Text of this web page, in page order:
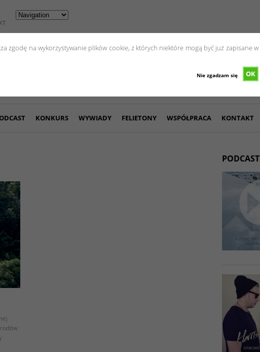
zgodę na wykorzystywanie plików cookie, z których niektóre mogą być już zapisane w
OK
Nie zgadzam się
KONKURS WYWIADY FELIETONY WSPÓŁPRACA KONTAKT
PODCAST